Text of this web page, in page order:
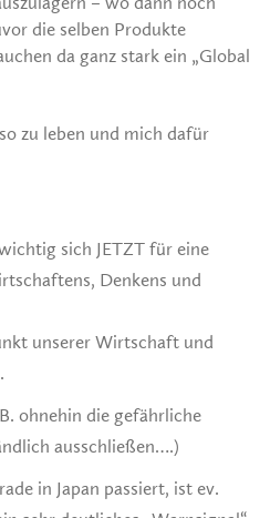
die selben Produkte
da ganz stark ein „Global
zu leben und mich dafür
sich JETZT für eine
Denkens und
unserer Wirtschaft und
ohnehin die gefährliche
ausschließen….)
in Japan passiert, ist ev.